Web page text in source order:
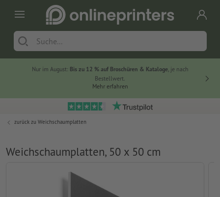
Nur im August: Bis zu 12 % auf Broschüren & Kataloge, je nach
Bestellwert.
Mehr erfahren
zurück zu Weichschaumplatten
Weichschaumplatten, 50 x 50 cm